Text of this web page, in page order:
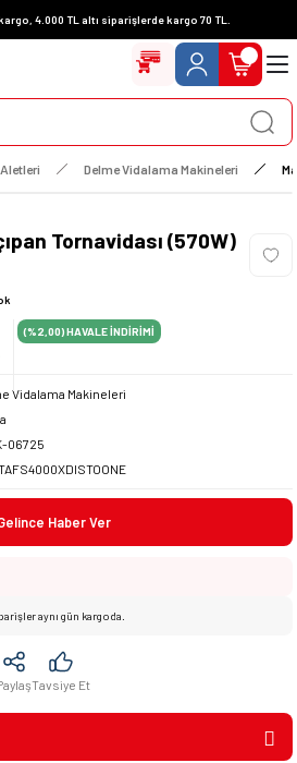
4.000 TL altı siparişlerde kargo 70 TL.
Delme Vidalama Makineleri
Tornavidası (570W)
(%2,00)HAVALE İNDİRİMİ
Vidalama Makineleri
06725
Haber Ver
aynı gün kargoda.
Tavsiye Et